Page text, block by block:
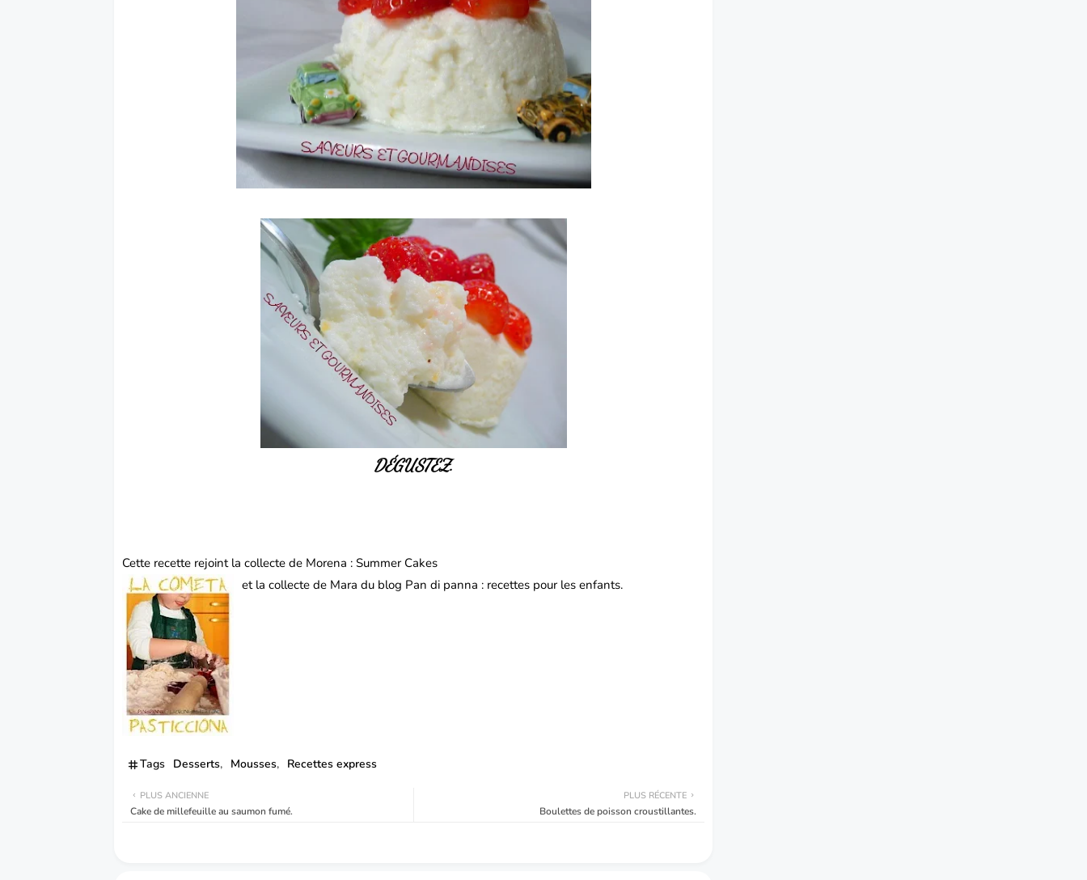
DÉGUSTEZ.
Cette recette rejoint la collecte de Morena :Summer Cakes
et la collecte de Mara du blog Pan di panna : recettes pour les enfants.
Tags Desserts Mousses Recettes express
PLUS RÉCENTE
Boulettes de poisson croustillantes.
PLUS ANCIENNE
Cake de millefeuille au saumon fumé.